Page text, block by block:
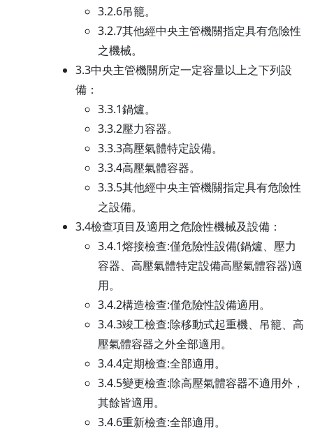
3.2.6吊籠。
3.2.7其他經中央主管機關指定具有危險性
之機械。
3.3中央主管機關所定一定容量以上之下列設
備：
3.3.1鍋爐。
3.3.2壓力容器。
3.3.3高壓氣體特定設備。
3.3.4高壓氣體容器。
3.3.5其他經中央主管機關指定具有危險性
之設備。
3.4檢查項目及適用之危險性機械及設備：
3.4.1熔接檢查:僅危險性設備(鍋爐、壓力
容器、高壓氣體特定設備高壓氣體容器)適
用。
3.4.2構造檢查:僅危險性設備適用。
3.4.3竣工檢查:除移動式起重機、吊籠、高
壓氣體容器之外全部適用。
3.4.4定期檢查:全部適用。
3.4.5變更檢查:除高壓氣體容器不適用外，
其餘皆適用。
3.4.6重新檢查:全部適用。